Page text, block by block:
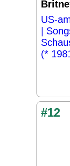
US-
|
(*
#12